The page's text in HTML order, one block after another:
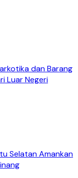
dan Barang
Luar Negeri
Selatan Amankan